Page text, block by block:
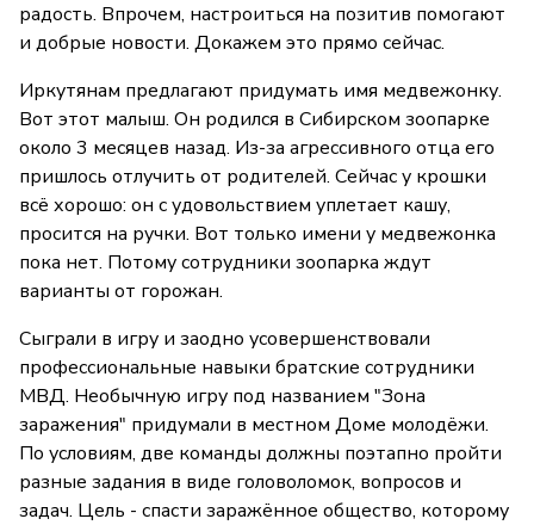
радость. Впрочем, настроиться на позитив помогают
и добрые новости. Докажем это прямо сейчас.
Иркутянам предлагают придумать имя медвежонку.
Вот этот малыш. Он родился в Сибирском зоопарке
около 3 месяцев назад. Из-за агрессивного отца его
пришлось отлучить от родителей. Сейчас у крошки
всё хорошо: он с удовольствием уплетает кашу,
просится на ручки. Вот только имени у медвежонка
пока нет. Потому сотрудники зоопарка ждут
варианты от горожан.
Сыграли в игру и заодно усовершенствовали
профессиональные навыки братские сотрудники
МВД. Необычную игру под названием "Зона
заражения" придумали в местном Доме молодёжи.
По условиям, две команды должны поэтапно пройти
разные задания в виде головоломок, вопросов и
задач. Цель - спасти заражённое общество, которому